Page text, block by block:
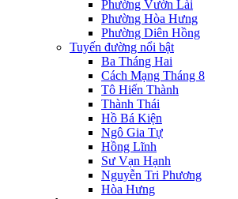
Phường Vườn Lài
Phường Hòa Hưng
Phường Diên Hồng
Tuyến đường nổi bật
Ba Tháng Hai
Cách Mạng Tháng 8
Tô Hiến Thành
Thành Thái
Hồ Bá Kiện
Ngô Gia Tự
Hồng Lĩnh
Sư Vạn Hạnh
Nguyễn Tri Phương
Hòa Hưng